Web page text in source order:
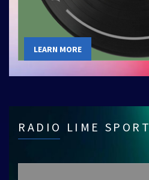
LEARN MORE
RADIO LIME SPORT